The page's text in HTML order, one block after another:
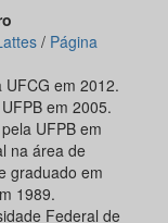
/ Página
UFCG em 2012.
em 2005.
UFPB em
na área de
graduado em
1989.
Federal de